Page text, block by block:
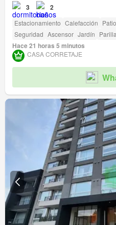
3 2
Estacionamiento Calefacción Patio
Seguridad Ascensor Jardín Parilla
Hace 21 horas 5 minutos
CASA CORRETAJE